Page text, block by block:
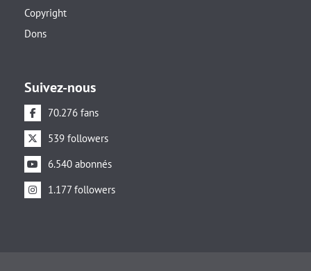
Copyright
Dons
Suivez-nous
70.276 fans
539 followers
6.540 abonnés
1.177 followers